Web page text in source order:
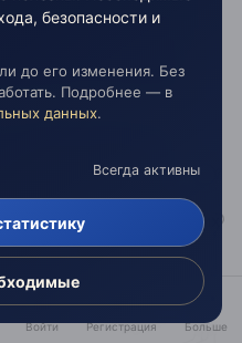
борется за
изменяют среду
Сверху и снизу (по
Мы - дети Богов, Мы их
Мир - будущий МИр,
воплощения - дети
Войти Регистрация Больше
безопасности и
до его изменения. Без
Подробнее — в
данных.
Всегда активны